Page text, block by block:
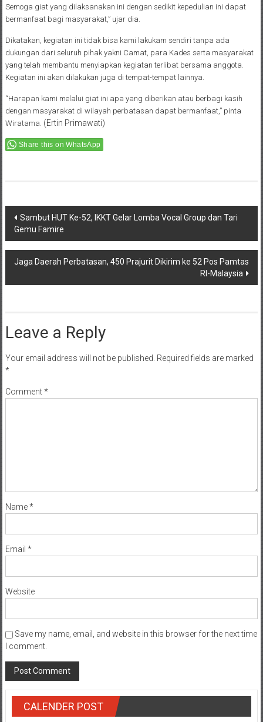
Semoga giat yang dilaksanakan ini dengan sedikit kepedulian ini dapat
bermanfaat bagi masyarakat,” ujar dia.
Dikatakan, kegiatan ini tidak bisa kami lakukam sendiri tanpa ada
dukungan dari seluruh pihak yakni Camat, para Kades serta masyarakat
yang telah membantu menyiapkan kegiatan terlibat bersama anggota.
Kegiatan ini akan dilakukan juga di tempat-tempat lainnya.
“Harapan kami melalui giat ini apa yang diberikan atau berbagi kasih
dengan masyarakat di wilayah perbatasan dapat bermanfaat,” pinta
Wiratama. (Ertin Primawati)
Share this on WhatsApp
Post
navigation
Sambut HUT Ke-52, IKKT Gelar Lomba Vocal Group dan Tari
Gemu Famire
Jaga Daerah Perbatasan, 450 Prajurit Dikirim ke 52 Pos Pamtas
RI-Malaysia
Leave a Reply
Your email address will not be published. Required fields are marked
*
Comment*
Name*
Email *
Website
Save my name, email, and website in this browser for the next time
I comment.
CALENDER POST